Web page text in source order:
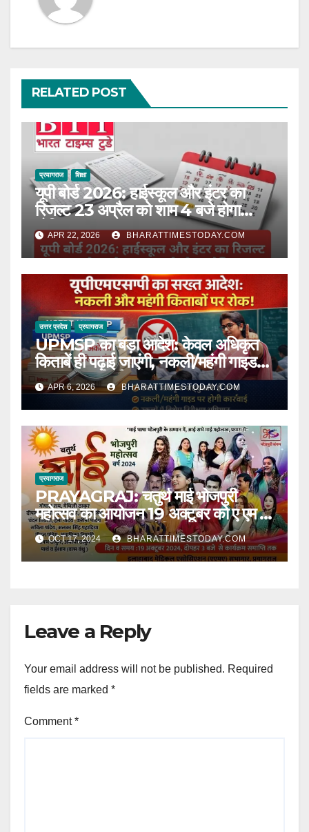
RELATED POST
प्रयागराज शिक्षा
यूपी बोर्ड 2026: हाईस्कूल और इंटर का
रिजल्ट 23 अप्रैल को शाम 4 बजे होगा
घोषित l
APR 22, 2026 BHARATTIMESTODAY.COM
उत्तर प्रदेश प्रयागराज
UPMSP का बड़ा आदेश: केवल अधिकृत
किताबें ही पढ़ाई जाएंगी, नकली/महंगी गाइड
पर सख्त कार्रवाई l
APR 6, 2026 BHARATTIMESTODAY.COM
प्रयागराज
PRAYAGRAJ: चतुर्थ माई भोजपुरी
महोत्सव का आयोजन 19 अक्टूबर को ए एम ए
(इलाहाबाद मेडिकल एसोसिएशन) सभागार
प्रयागराज में होगा आयोजित।
OCT 17, 2024 BHARATTIMESTODAY.COM
Leave a Reply
Your email address will not be published. Required
fields are marked *
Comment*